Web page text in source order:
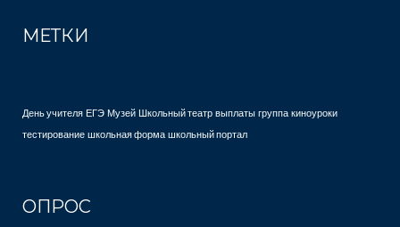
МЕТКИ
День учителя ЕГЭ Музей Школьный театр выплаты группа киноуроки
тестирование школьная форма школьный портал
ОПРОС